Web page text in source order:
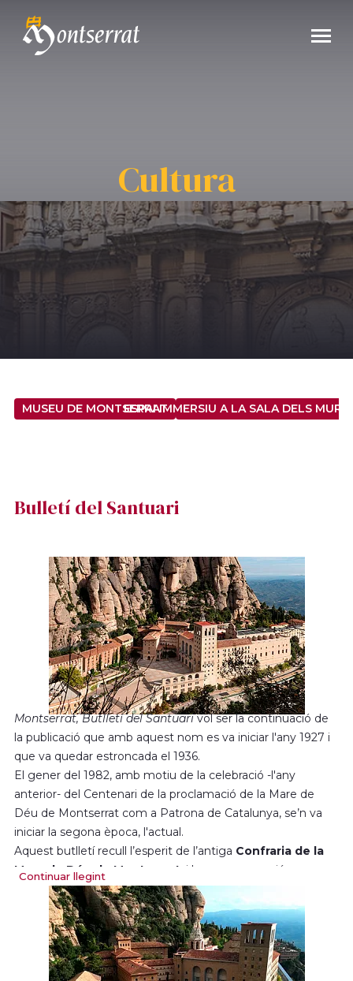
Cultura
MUSEU DE MONTSERRATESPAI IMMERSIU A LA SALA DELS MURS
Bulletí del Santuari
Montserrat, Butlletí del Santuarivol ser la continuació de
la publicació que amb aquest nom es va iniciar l'any 1927 i
que va quedar estroncada el 1936.
El gener del 1982, amb motiu de la celebració -l'any
anterior- del Centenari de la proclamació de la Mare de
Déu de Montserrat com a Patrona de Catalunya, se’n va
iniciar la segona època, l'actual.
Aquest butlletí recull l’esperit de l’antiga Confraria de la
Mare de Déu de Montserrat , i la seva renovació en
Associació de Pelegrins.
Esperit que voldria:
Mantenir units en la pregària comunitària monjos i
pelegrins.
Fomentar la devoció a la Mare de Déu de Montserrat
Continuar llegint